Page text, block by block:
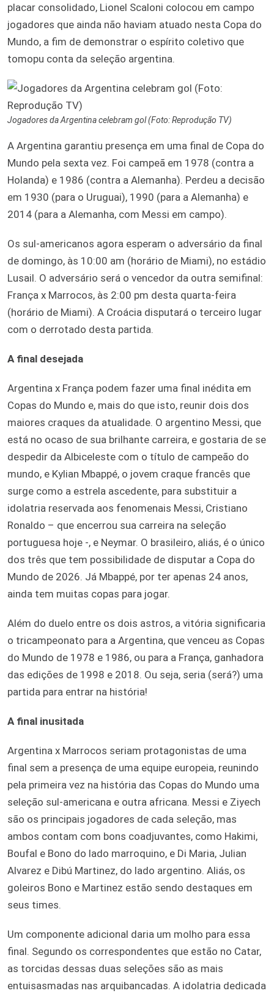
placar consolidado, Lionel Scaloni colocou em campo
jogadores que ainda não haviam atuado nesta Copa do
Mundo, a fim de demonstrar o espírito coletivo que
tomopu conta da seleção argentina.
Jogadores da Argentina celebram gol (Foto: Reprodução TV)
A Argentina garantiu presença em uma final de Copa do
Mundo pela sexta vez. Foi campeã em 1978 (contra a
Holanda) e 1986 (contra a Alemanha). Perdeu a decisão
em 1930 (para o Uruguai), 1990 (para a Alemanha) e
2014 (para a Alemanha, com Messi em campo).
Os sul-americanos agora esperam o adversário da final
de domingo, às 10:00 am (horário de Miami), no estádio
Lusail. O adversário será o vencedor da outra semifinal:
França x Marrocos, às 2:00 pm desta quarta-feira
(horário de Miami). A Croácia disputará o terceiro lugar
com o derrotado desta partida.
A final desejada
Argentina x França podem fazer uma final inédita em
Copas do Mundo e, mais do que isto, reunir dois dos
maiores craques da atualidade. O argentino Messi, que
está no ocaso de sua brilhante carreira, e gostaria de se
despedir da Albiceleste com o título de campeão do
mundo, e Kylian Mbappé, o jovem craque francês que
surge como a estrela ascedente, para substituir a
idolatria reservada aos fenomenais Messi, Cristiano
Ronaldo – que encerrou sua carreira na seleção
portuguesa hoje -, e Neymar. O brasileiro, aliás, é o único
dos três que tem possibilidade de disputar a Copa do
Mundo de 2026. Já Mbappé, por ter apenas 24 anos,
ainda tem muitas copas para jogar.
Além do duelo entre os dois astros, a vitória significaria
o tricampeonato para a Argentina, que venceu as Copas
do Mundo de 1978 e 1986, ou para a França, ganhadora
das edições de 1998 e 2018. Ou seja, seria (será?) uma
partida para entrar na história!
A final inusitada
Argentina x Marrocos seriam protagonistas de uma
final sem a presença de uma equipe europeia, reunindo
pela primeira vez na história das Copas do Mundo uma
seleção sul-americana e outra africana. Messi e Ziyech
são os principais jogadores de cada seleção, mas
ambos contam com bons coadjuvantes, como Hakimi,
Boufal e Bono do lado marroquino, e Di Maria, Julian
Alvarez e Dibú Martinez, do lado argentino. Aliás, os
goleiros Bono e Martinez estão sendo destaques em
seus times.
Um componente adicional daria um molho para essa
final. Segundo os correspondentes que estão no Catar,
as torcidas dessas duas seleções são as mais
entuisasmadas nas arquibancadas. A idolatria dedicada